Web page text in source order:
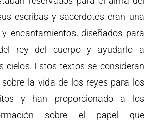
escribas y sacerdotes eran una
encantamientos, diseñados para
rey del cuerpo y ayudarlo a
cielos. Estos textos se consideran
la vida de los reyes para los
y han proporcionado a los
sobre el papel que